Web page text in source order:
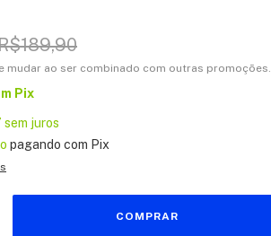
mudar ao ser combinado com outras promoções.
Pix
sem juros
pagando com Pix